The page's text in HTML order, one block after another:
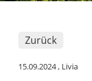
Zurück
15.09.2024, Livia